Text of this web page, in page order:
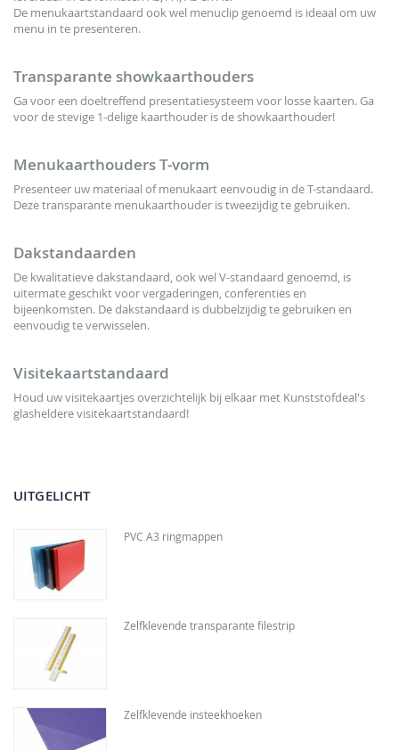
De menukaartstandaard ook wel menuclip genoemd is ideaal om uw
menu in te presenteren.
Transparante showkaarthouders
Ga voor een doeltreffend presentatiesysteem voor losse kaarten. Ga
voor de stevige 1-delige kaarthouder is de showkaarthouder!
Menukaarthouders T-vorm
Presenteer uw materiaal of menukaart eenvoudig in de T-standaard.
Deze transparante menukaarthouder is tweezijdig te gebruiken.
Dakstandaarden
De kwalitatieve dakstandaard, ook wel V-standaard genoemd, is
uitermate geschikt voor vergaderingen, conferenties en
bijeenkomsten. De dakstandaard is dubbelzijdig te gebruiken en
eenvoudig te verwisselen.
Visitekaartstandaard
Houd uw visitekaartjes overzichtelijk bij elkaar met Kunststofdeal's
glasheldere visitekaartstandaard!
UITGELICHT
PVC A3 ringmappen
Zelfklevende transparante filestrip
Zelfklevende insteekhoeken